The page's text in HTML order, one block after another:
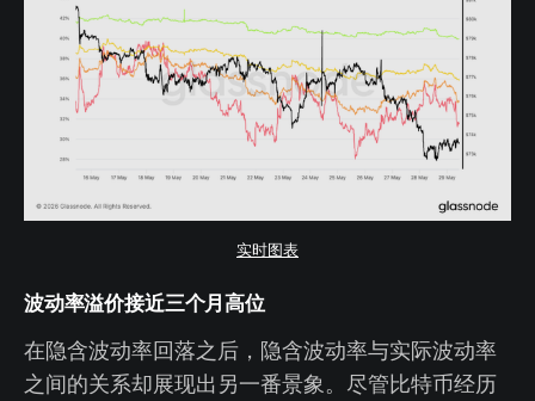
实时图表
波动率溢价接近三个月高位
在隐含波动率回落之后，隐含波动率与实际波动率
之间的关系却展现出另一番景象。尽管比特币经历